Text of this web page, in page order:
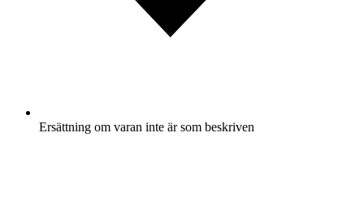
Ersättning om varan inte är som beskriven